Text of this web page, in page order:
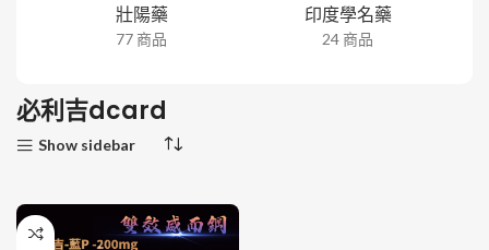
壯陽藥
77 商品
印度學名藥
24 商品
必利吉dcard
Show sidebar